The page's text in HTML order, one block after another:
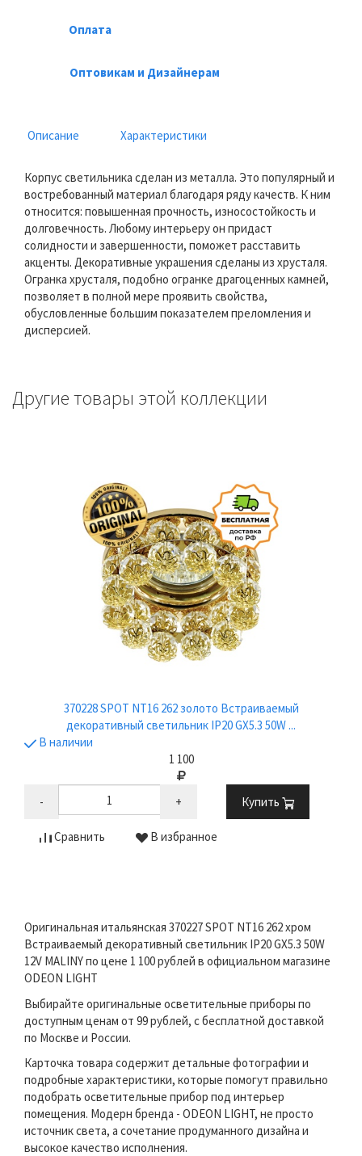
Оплата
Оптовикам и Дизайнерам
Описание Характеристики
Корпус светильника сделан из металла. Это популярный и
востребованный материал благодаря ряду качеств. К ним
относится: повышенная прочность, износостойкость и
долговечность. Любому интерьеру он придаст
солидности и завершенности, поможет расставить
акценты. Декоративные украшения сделаны из хрусталя.
Огранка хрусталя, подобно огранке драгоценных камней,
позволяет в полной мере проявить свойства,
обусловленные большим показателем преломления и
дисперсией.
Другие товары этой коллекции
370228 SPOT NT16 262 золото Встраиваемый
декоративный светильник IP20 GX5.3 50W ...
В наличии
1 100
- + Купить
Сравнить В избранное
Оригинальная итальянская 370227 SPOT NT16 262 хром
Встраиваемый декоративный светильник IP20 GX5.3 50W
12V MALINY по цене 1 100 рублей в официальном магазине
ODEON LIGHT
Выбирайте оригинальные осветительные приборы по
доступным ценам от 99 рублей, с бесплатной доставкой
по Москве и России.
Карточка товара содержит детальные фотографии и
подробные характеристики, которые помогут правильно
подобрать осветительные прибор под интерьер
помещения. Модерн бренда - ODEON LIGHT, не просто
источник света, а сочетание продуманного дизайна и
высокое качество исполнения.